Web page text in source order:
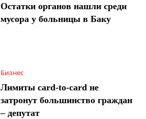
Остатки органов нашли среди
мусора у больницы в Баку
Бизнес
Лимиты card-to-card не
затронут большинство граждан
– депутат